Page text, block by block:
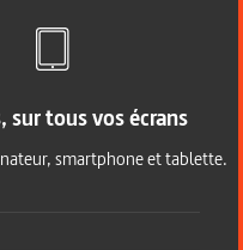
sur tous vos écrans
smartphone et tablette.